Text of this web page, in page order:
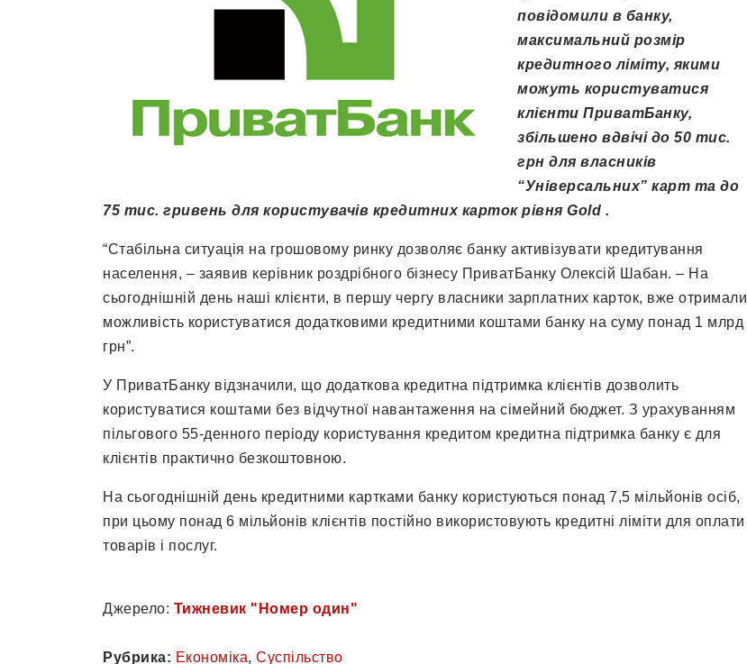
повідомили в банку,
максимальний розмір
кредитного ліміту, якими
можуть користуватися
клієнти ПриватБанку,
збільшено вдвічі до 50 тис.
грн для власників
“Універсальних” карт та до
75 тис. гривень для користувачів кредитних карток рівня Gold .
“Стабільна ситуація на грошовому ринку дозволяє банку активізувати кредитування
населення, – заявив керівник роздрібного бізнесу ПриватБанку Олексій Шабан. – На
сьогоднішній день наші клієнти, в першу чергу власники зарплатних карток, вже отримали
можливість користуватися додатковими кредитними коштами банку на суму понад 1 млрд
грн”.
У ПриватБанку відзначили, що додаткова кредитна підтримка клієнтів дозволить
користуватися коштами без відчутної навантаження на сімейний бюджет. З урахуванням
пільгового 55-денного періоду користування кредитом кредитна підтримка банку є для
клієнтів практично безкоштовною.
На сьогоднішній день кредитними картками банку користуються понад 7,5 мільйонів осіб,
при цьому понад 6 мільйонів клієнтів постійно використовують кредитні ліміти для оплати
товарів і послуг.
Джерело: Тижневик "Номер один"
Рубрика: Економіка, Суспільство